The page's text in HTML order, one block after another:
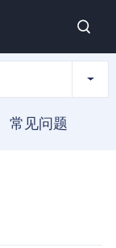
常见问题